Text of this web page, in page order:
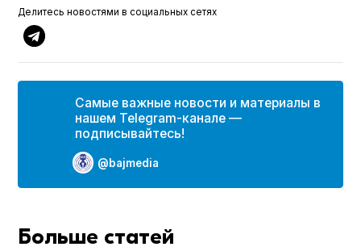
Делитесь новостями в социальных сетях
Самые важные новости и материалы в
нашем Telegram-канале —
подписывайтесь!
@bajmedia
Больше статей